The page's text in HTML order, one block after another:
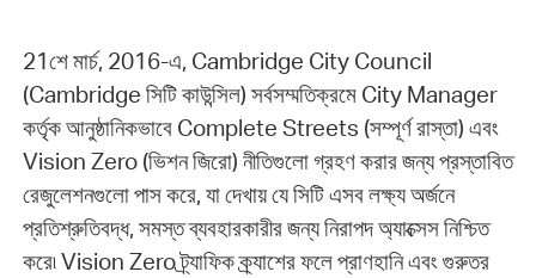
21শে মার্চ, 2016-এ, Cambridge City Council
(Cambridge সিটি কাউন্সিল) সর্বসম্মতিক্রমে City Manager
কর্তৃক আনুষ্ঠানিকভাবে Complete Streets (সম্পূর্ণ রাস্তা) এবং
Vision Zero (ভিশন জিরো) নীতিগুলো গ্রহণ করার জন্য প্রস্তাবিত
রেজুলেশনগুলো পাস করে, যা দেখায় যে সিটি এসব লক্ষ্য অর্জনে
প্রতিশ্রুতিবদ্ধ, সমস্ত ব্যবহারকারীর জন্য নিরাপদ অ্যাক্সেস নিশ্চিত
করে৷ Vision Zero ট্র্যাফিক ক্র্যাশের ফলে প্রাণহানি এবং গুরুতর